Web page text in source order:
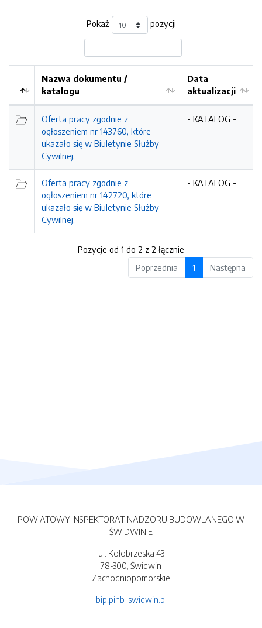
Pokaż pozycji
Nazwa dokumentu /
katalogu
Data
aktualizacji
Oferta pracy zgodnie z
ogłoszeniem nr 143760, które
ukazało się w Biuletynie Służby
Cywilnej.
- KATALOG -
Oferta pracy zgodnie z
ogłoszeniem nr 142720, które
ukazało się w Biuletynie Służby
Cywilnej.
- KATALOG -
Pozycje od 1 do 2 z 2 łącznie
Poprzednia
1 Następna
POWIATOWY INSPEKTORAT NADZORU BUDOWLANEGO W
ŚWIDWINIE
ul. Kołobrzeska 43
78-300, Świdwin
Zachodniopomorskie
bip.pinb-swidwin.pl